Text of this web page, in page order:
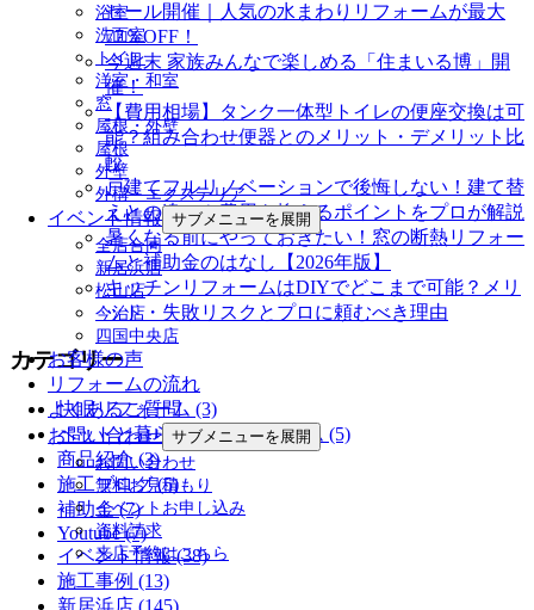
浴室
洗面室
トイレ
洋室・和室
窓
屋根・外壁
屋根
外壁
外構・エクステリア
イベント情報 サブメニューを展開
全店合同
新居浜店
松山店
今治店
四国中央店
お客様の声
リフォームの流れ
よくあるご質問
お問い合わせ サブメニューを展開
お問い合わせ
無料お見積もり
イベントお申し込み
資料請求
来店予約はこちら
セール開催｜人気の水まわりリフォームが最大
77％OFF！
今週末 家族みんなで楽しめる「住まいる博」開
催！
【費用相場】タンク一体型トイレの便座交換は可
能？組み合わせ便器とのメリット・デメリット比
較
戸建てフルリノベーションで後悔しない！建て替
えとの違いや費用を抑えるポイントをプロが解説
暑くなる前にやっておきたい！窓の断熱リフォー
ムと補助金のはなし【2026年版】
キッチンリフォームはDIYでどこまで可能？メリ
ット・失敗リスクとプロに頼むべき理由
カテゴリー
快眠リフォーム (3)
ペットと暮らす幸せリフォーム (5)
商品紹介 (3)
施工ブログ (5)
補助金 (7)
Youtube (7)
イベント情報 (38)
施工事例 (13)
新居浜店 (145)